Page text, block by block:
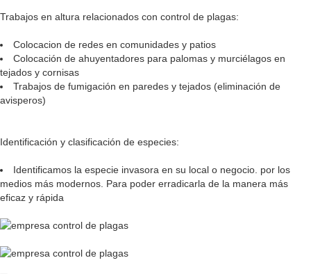
Trabajos en altura relacionados con control de plagas:
Colocacion de redes en comunidades y patios
Colocación de ahuyentadores para palomas y murciélagos en
tejados y cornisas
Trabajos de fumigación en paredes y tejados (eliminación de
avisperos)
Identificación y clasificación de especies:
Identificamos la especie invasora en su local o negocio. por los
medios más modernos. Para poder erradicarla de la manera más
eficaz y rápida